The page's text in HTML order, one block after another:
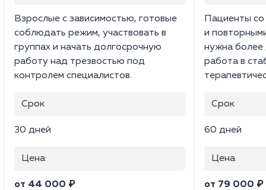
Взрослые с зависимостью, готовые
соблюдать режим, участвовать в
группах и начать долгосрочную
работу над трезвостью под
контролем специалистов.
Срок
30 дней
Цена
от 44 000 ₽
Пациенты
и
нужна более
работа в
Срок
60 дней
Цена
от 79 000 ₽